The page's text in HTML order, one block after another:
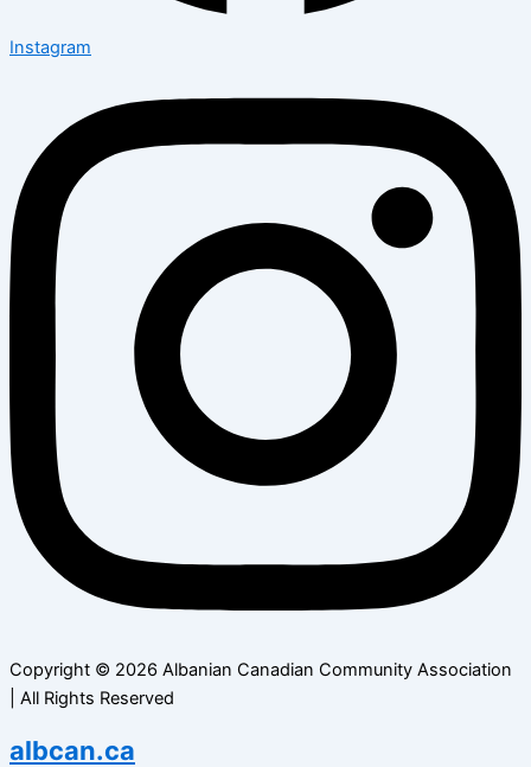
Instagram
Copyright © 2026 Albanian Canadian Community Association
| All Rights Reserved
albcan.ca